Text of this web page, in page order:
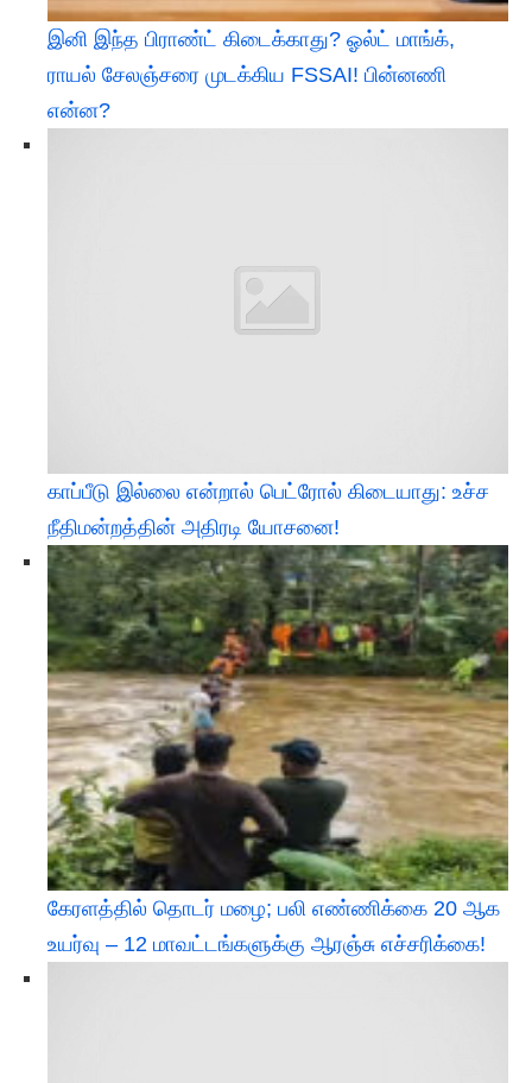
இனி இந்த பிராண்ட் கிடைக்காது? ஓல்ட் மாங்க்,
ராயல் சேலஞ்சரை முடக்கிய FSSAI! பின்னணி
என்ன?
காப்பீடு இல்லை என்றால் பெட்ரோல் கிடையாது: உச்ச
நீதிமன்றத்தின் அதிரடி யோசனை!
கேரளத்தில் தொடர் மழை; பலி எண்ணிக்கை 20 ஆக
உயர்வு – 12 மாவட்டங்களுக்கு ஆரஞ்சு எச்சரிக்கை!